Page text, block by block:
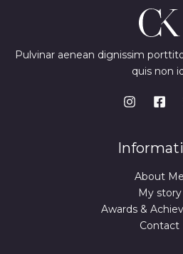
Pulvinar aenean dignissim
quis non
About Me
My story
Awards &
Contact